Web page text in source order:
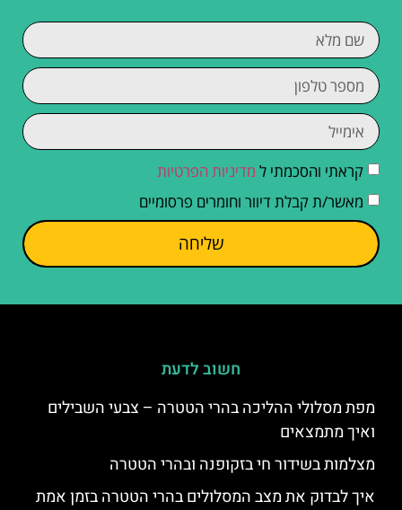
קראתי והסכמתי ל מדיניות הפרטיות
מאשר/ת קבלת דיוור וחומרים פרסומיים
שליחה
חשוב לדעת
מפת מסלולי ההליכה בהרי הטטרה – צבעי השבילים
ואיך מתמצאים
מצלמות בשידור חי בזקופנה ובהרי הטטרה
איך לבדוק את מצב המסלולים בהרי הטטרה בזמן אמת